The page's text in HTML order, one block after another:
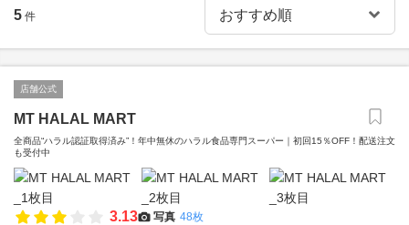
5 件
店舗公式
MT HALAL MART
全商品“ハラル認証取得済み”！年中無休のハラル食品専門スーパー｜初回15％OFF！配送注文
も受付中
3.13 写真 48枚